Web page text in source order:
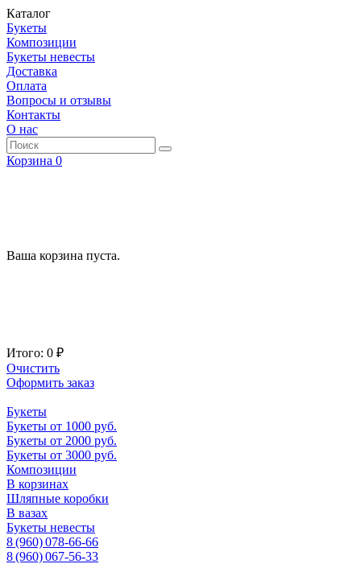
Каталог
Букеты
Композиции
Букеты невесты
Доставка
Оплата
Вопросы и отзывы
Контакты
О нас
Корзина 0
Ваша корзина пуста.
Итого: 0 ₽
Очистить
Оформить заказ
Букеты
Букеты от 1000 руб.
Букеты от 2000 руб.
Букеты от 3000 руб.
Композиции
В корзинах
Шляпные коробки
В вазах
Букеты невесты
8 (960) 078-66-66
8 (960) 067-56-33